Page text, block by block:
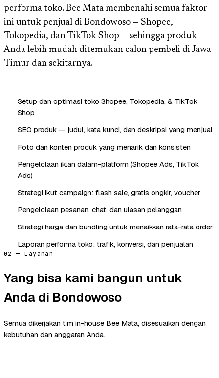
performa toko. Bee Mata membenahi semua faktor
ini untuk penjual di Bondowoso — Shopee,
Tokopedia, dan TikTok Shop — sehingga produk
Anda lebih mudah ditemukan calon pembeli di Jawa
Timur dan sekitarnya.
Setup dan optimasi toko Shopee, Tokopedia, & TikTok
Shop
SEO produk — judul, kata kunci, dan deskripsi yang menjual
Foto dan konten produk yang menarik dan konsisten
Pengelolaan iklan dalam-platform (Shopee Ads, TikTok
Ads)
Strategi ikut campaign: flash sale, gratis ongkir, voucher
Pengelolaan pesanan, chat, dan ulasan pelanggan
Strategi harga dan bundling untuk menaikkan rata-rata order
Laporan performa toko: trafik, konversi, dan penjualan
02 — Layanan
Yang bisa kami bangun untuk
Anda di Bondowoso
Semua dikerjakan tim in-house Bee Mata, disesuaikan dengan
kebutuhan dan anggaran Anda.